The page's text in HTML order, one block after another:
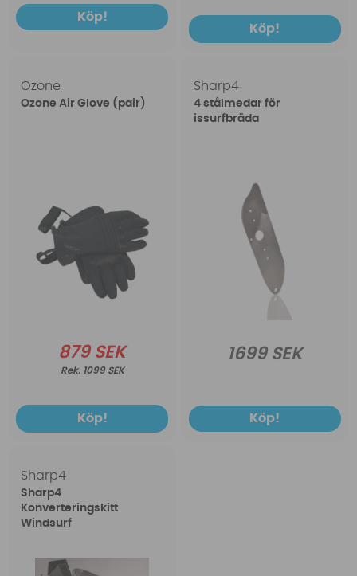
Köp!
Köp!
Ozone
Ozone Air Glove (pair)
879 SEK
1099 SEK
Köp!
Sharp4
4 stålmedar för
issurfbräda
1699 SEK
Köp!
Sharp4
Sharp4
Konverteringskitt
Windsurf